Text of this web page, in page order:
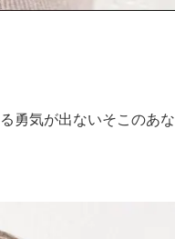
勇気が出ないそこのあな